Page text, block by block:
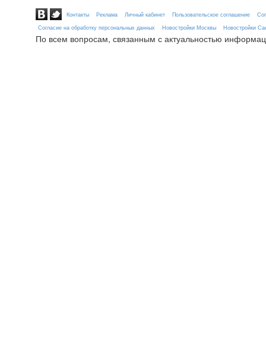
Контакты Реклама Личный кабинет Пользовательское соглашение
Согласие на обработку персональных данных
Новостройки Москвы Новостройки
По всем вопросам, связанным с актуальностью